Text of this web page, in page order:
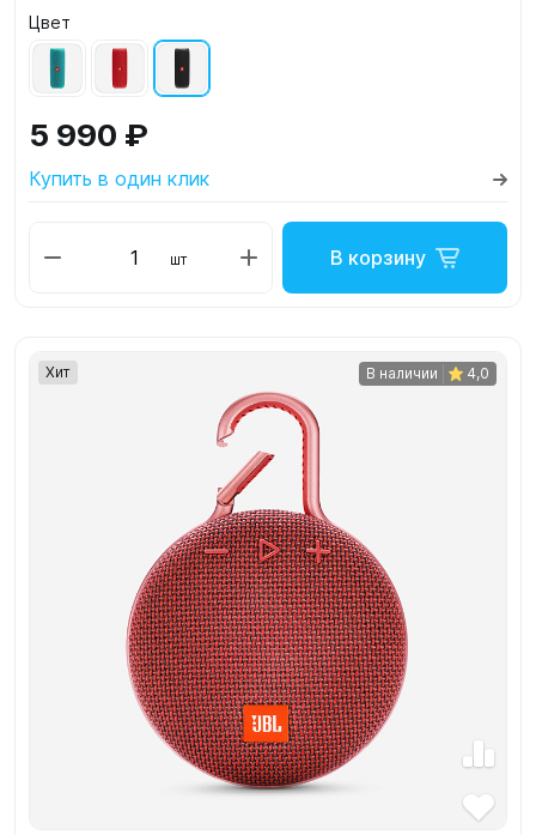
Цвет
5 990 ₽
Купить в один клик
шт В корзину
В наличии 4,0
Хит